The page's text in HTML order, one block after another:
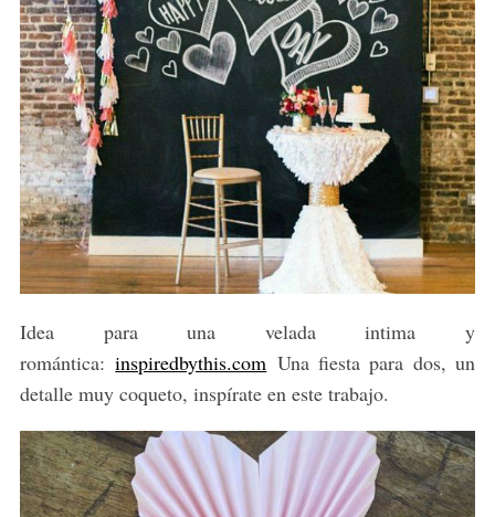
Idea para una velada intima y
romántica:inspiredbythis.com Una fiesta para dos, un
detalle muy coqueto, inspírate en este trabajo.